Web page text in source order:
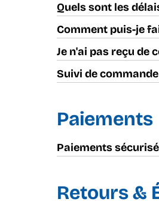
Quels sont les
Comment puis-je
Je n'ai pas reçu de
Suivi de
Paiements
Paiements
Retours &